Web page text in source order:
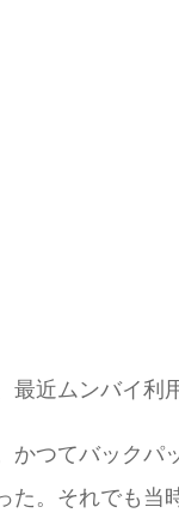
近ムンバイ
つてバック
。それでも